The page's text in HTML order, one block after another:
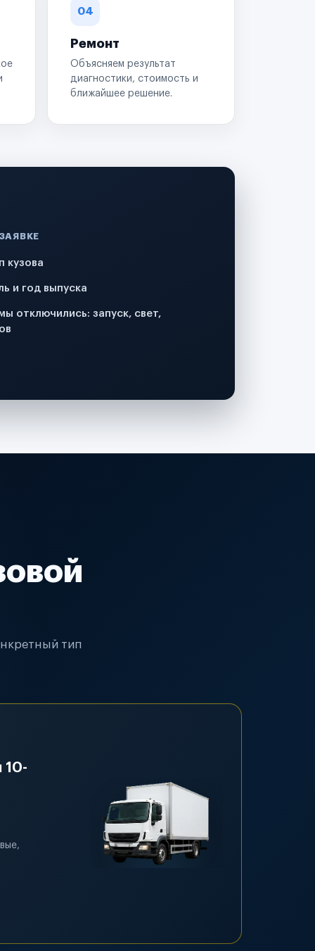
04
Ремонт
Объясняем результат
диагностики, стоимость и
ближайшее решение.
кузова
и год выпуска
отключились: запуск, свет,
тип
10-